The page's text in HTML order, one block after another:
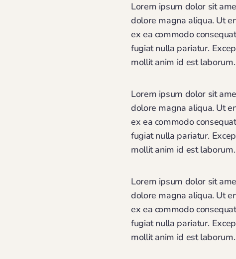
Lorem ipsum dolor sit
dolore magna aliqua. Ut
ex ea commodo
fugiat nulla pariatur.
mollit anim id est laborum.
Lorem ipsum dolor sit
dolore magna aliqua. Ut
ex ea commodo
fugiat nulla pariatur.
mollit anim id est laborum.
Lorem ipsum dolor sit
dolore magna aliqua. Ut
ex ea commodo
fugiat nulla pariatur.
mollit anim id est laborum.